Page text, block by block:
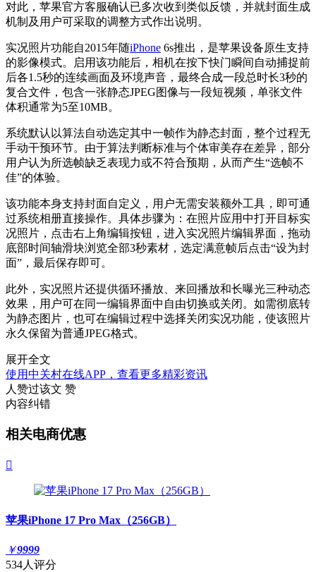
对此，苹果官方客服确认已多次收到类似反馈，并就封面生成
机制及用户可采取的调整方式作出说明。
实况照片功能自2015年随iPhone 6s推出，是苹果设备原生支持
的影像模式。启用该功能后，相机在按下快门瞬间自动捕捉前
后各1.5秒的连续画面及环境声音，最终合成一段总时长3秒的
复合文件，包含一张静态JPEG图像与一段短视频，单张文件
体积通常为5至10MB。
系统默认以算法自动选定其中一帧作为静态封面，整个过程无
手动干预环节。由于算法判断标准与个体审美存在差异，部分
用户认为所选帧缺乏表现力或不符合预期，从而产生“选帧不
佳”的体验。
该功能本身支持封面自定义，用户无需安装额外工具，即可通
过系统相册直接操作。具体步骤为：在照片应用中打开目标实
况照片，点击右上角编辑按钮，进入实况照片编辑界面，拖动
底部时间轴滑块浏览全部3秒素材，选定满意帧后点击“设为封
面”，最后保存即可。
此外，实况照片还提供循环播放、来回播放和长曝光三种动态
效果，用户可在同一编辑界面中自由切换或关闭。如需彻底转
为静态图片，也可在编辑过程中选择关闭实况功能，使该照片
永久保留为普通JPEG格式。
展开全文
使用中关村在线APP，查看更多精彩资讯
人赞过该文 赞
内容纠错
相关电商优惠

苹果iPhone 17 Pro Max（256GB）
￥9999
534人评分